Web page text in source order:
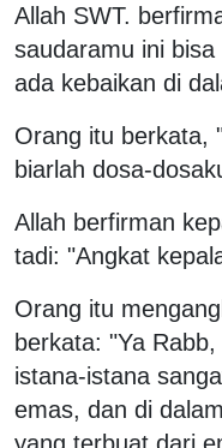
Allah SWT.
saudaramu ini
ada kebaikan di
Orang itu berkata,
biarlah dosa-
Allah berfirman
tadi: "Angkat
Orang itu
berkata: "Ya
istana-istana
emas, dan di